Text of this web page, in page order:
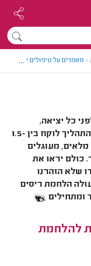
> מאמרים על טיפולים קוסמטיים
...
כל יציאה,
הלחמת ריסים היא שיקול ראוי. התהליך לוקח בין 1.5-
מלאים, מעוגלים
כולם יראו את
שלא הזהרנו
הלחמת ריסים
ומתחילים
להלחמת